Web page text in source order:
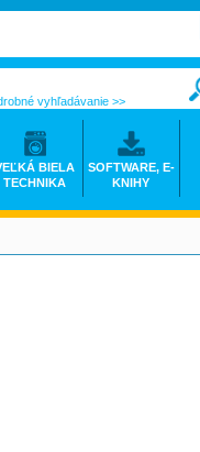
vyhľadávanie >>
BIELA
TECHNIKA
SOFTWARE, E-
KNIHY